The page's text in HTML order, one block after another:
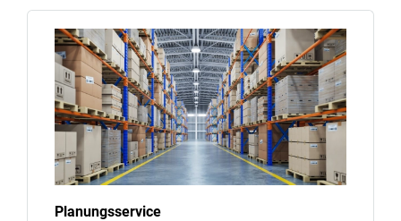
Planungsservice